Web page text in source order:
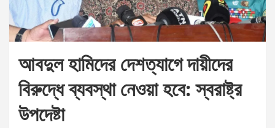
আবদুল হামিদের দেশত্যাগে দায়ীদের
বিরুদ্ধে ব্যবস্থা নেওয়া হবে: স্বরাষ্ট্র
উপদেষ্টা